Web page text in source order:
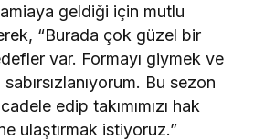
geldiği için mutlu
“Burada çok güzel bir
var. Formayı giymek ve
Bu sezon
edip takımımızı hak
ulaştırmak istiyoruz.”